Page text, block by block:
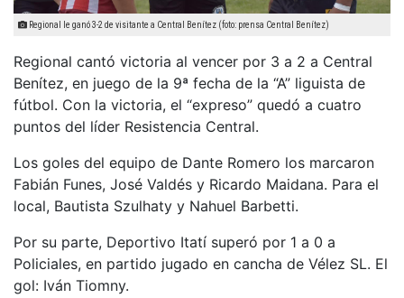
Regional le ganó 3-2 de visitante a Central Benítez (foto: prensa Central Benítez)
Regional cantó victoria al vencer por 3 a 2 a Central
Benítez, en juego de la 9ª fecha de la “A” liguista de
fútbol. Con la victoria, el “expreso” quedó a cuatro
puntos del líder Resistencia Central.
Los goles del equipo de Dante Romero los marcaron
Fabián Funes, José Valdés y Ricardo Maidana. Para el
local, Bautista Szulhaty y Nahuel Barbetti.
Por su parte, Deportivo Itatí superó por 1 a 0 a
Policiales, en partido jugado en cancha de Vélez SL. El
gol: Iván Tiomny.